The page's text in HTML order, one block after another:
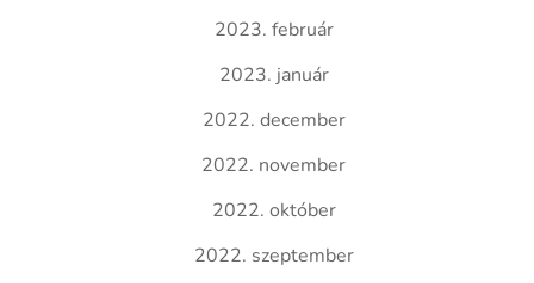
2023. február
2023. január
2022. december
2022. november
2022. október
2022. szeptember